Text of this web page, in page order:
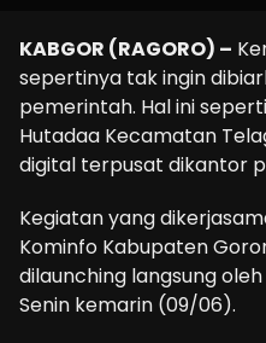
KABGOR (RAGORO) –
sepertinya tak ingin
pemerintah. Hal ini
Hutadaa Kecamatan
digital terpusat dikantor
Kegiatan yang
Kominfo Kabupaten
dilaunching langsung
Senin kemarin (09/06).